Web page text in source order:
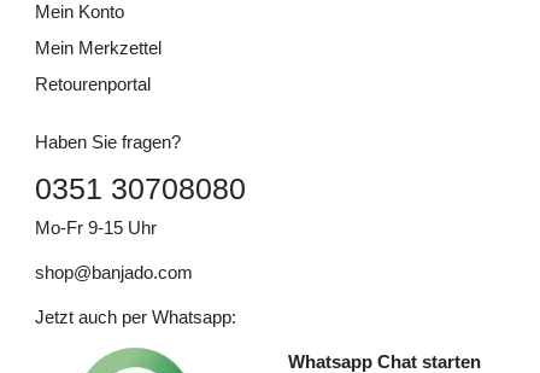
Mein Konto
Mein Merkzettel
Retourenportal
Haben Sie fragen?
0351 30708080
Mo-Fr 9-15 Uhr
shop@banjado.com
Jetzt auch per Whatsapp:
Whatsapp Chat starten